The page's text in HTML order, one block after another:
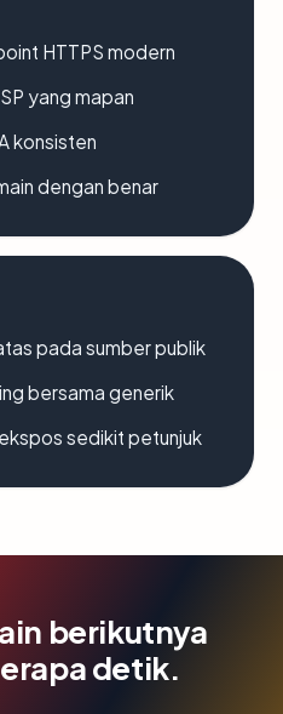
HTTPS modern
yang mapan
konsisten
dengan benar
pada sumber publik
bersama generik
sedikit petunjuk
berikutnya
detik.